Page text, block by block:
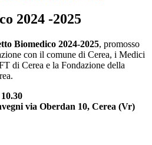
2024 -2025
Biomedico 2024-2025, promosso
con il comune di Cerea, i Medici
di Cerea e la Fondazione della
10.30
via Oberdan 10, Cerea (Vr)